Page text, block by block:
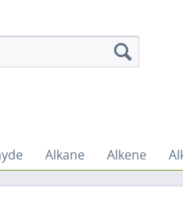
Alkane Alkene